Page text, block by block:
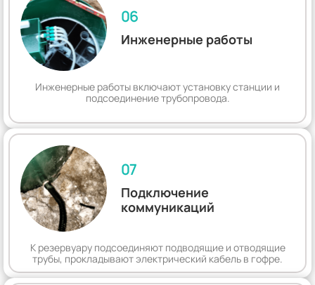
06
Инженерные работы
Инженерные работы включают установку станции и
подсоединение трубопровода.
07
Подключение
коммуникаций
К резервуару подсоединяют подводящие и отводящие
трубы, прокладывают электрический кабель в гофре.